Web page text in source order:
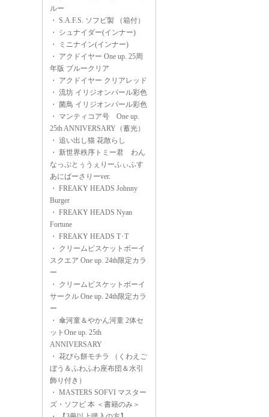
ルー
・ S.A.F.S. ソフビ製 （箱付）
・ シュナイダー(インナー)
・
ミニナイン(インナー)
・ アクドイヤー One up. 25周
年版 ブルークリア
・ アクドイヤー クリアレッド
・ 流坊 イリジオンパール彩色
・ 菌鳥 イリジオンパール彩色
・ マンティコア号 One up.
25th ANNIVERSARY（蓄光）
・ 追い出し猫 花散らし
・ 新世界秩序トミー君 わん
なっぷとぅうぇりーふぃふす
あにばーさりーver.
・ FREAKY HEADS Johnny
Burger
・ FREAKY HEADS Nyan
Fortune
・ FREAKY HEADS T･T
・ クリームビスケットボーイ
スクエア One up. 24th限定カラ
ー
・ クリームビスケットボーイ
サークル One up. 24th限定カラ
ー
・ 傘河童＆やかん河童 2体セ
ットOne up. 25th
ANNIVERSARY
・ 花びら餅モチラ （くわえご
ぼう＆ふわふわ座布団＆水引
飾り付き）
・ MASTERS SOFVI マスター
ズ・ソフビ 本 ＜書籍のみ＞